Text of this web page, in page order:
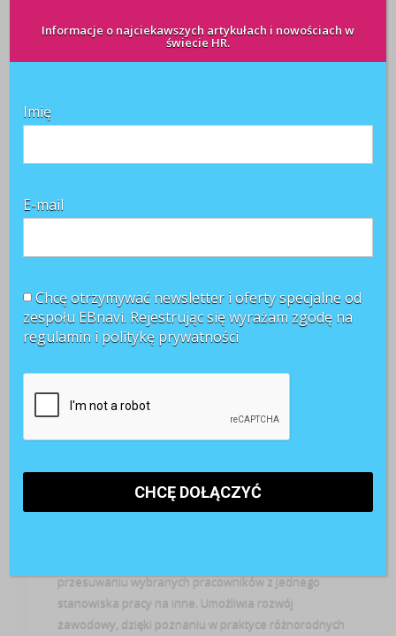
Przywództwo
Alfabet HR: rotacja
redakcja
30 sierpnia 2011
Rotacja - job rotation jedna z popularniejszych form
przesuwaniu wybranych pracowników z jednego
stanowiska pracy na inne. Umożliwia rozwój
zawodowy, dzięki poznaniu w praktyce różnorodnych
Informacje o najciekawszych artykułach i nowościach w
świecie HR.
Imię
E-mail
Chcę otrzymywać newsletter i oferty specjalne od
zespołu EBnavi. Rejestrując się wyrażam zgodę na
regulamin i politykę prywatności